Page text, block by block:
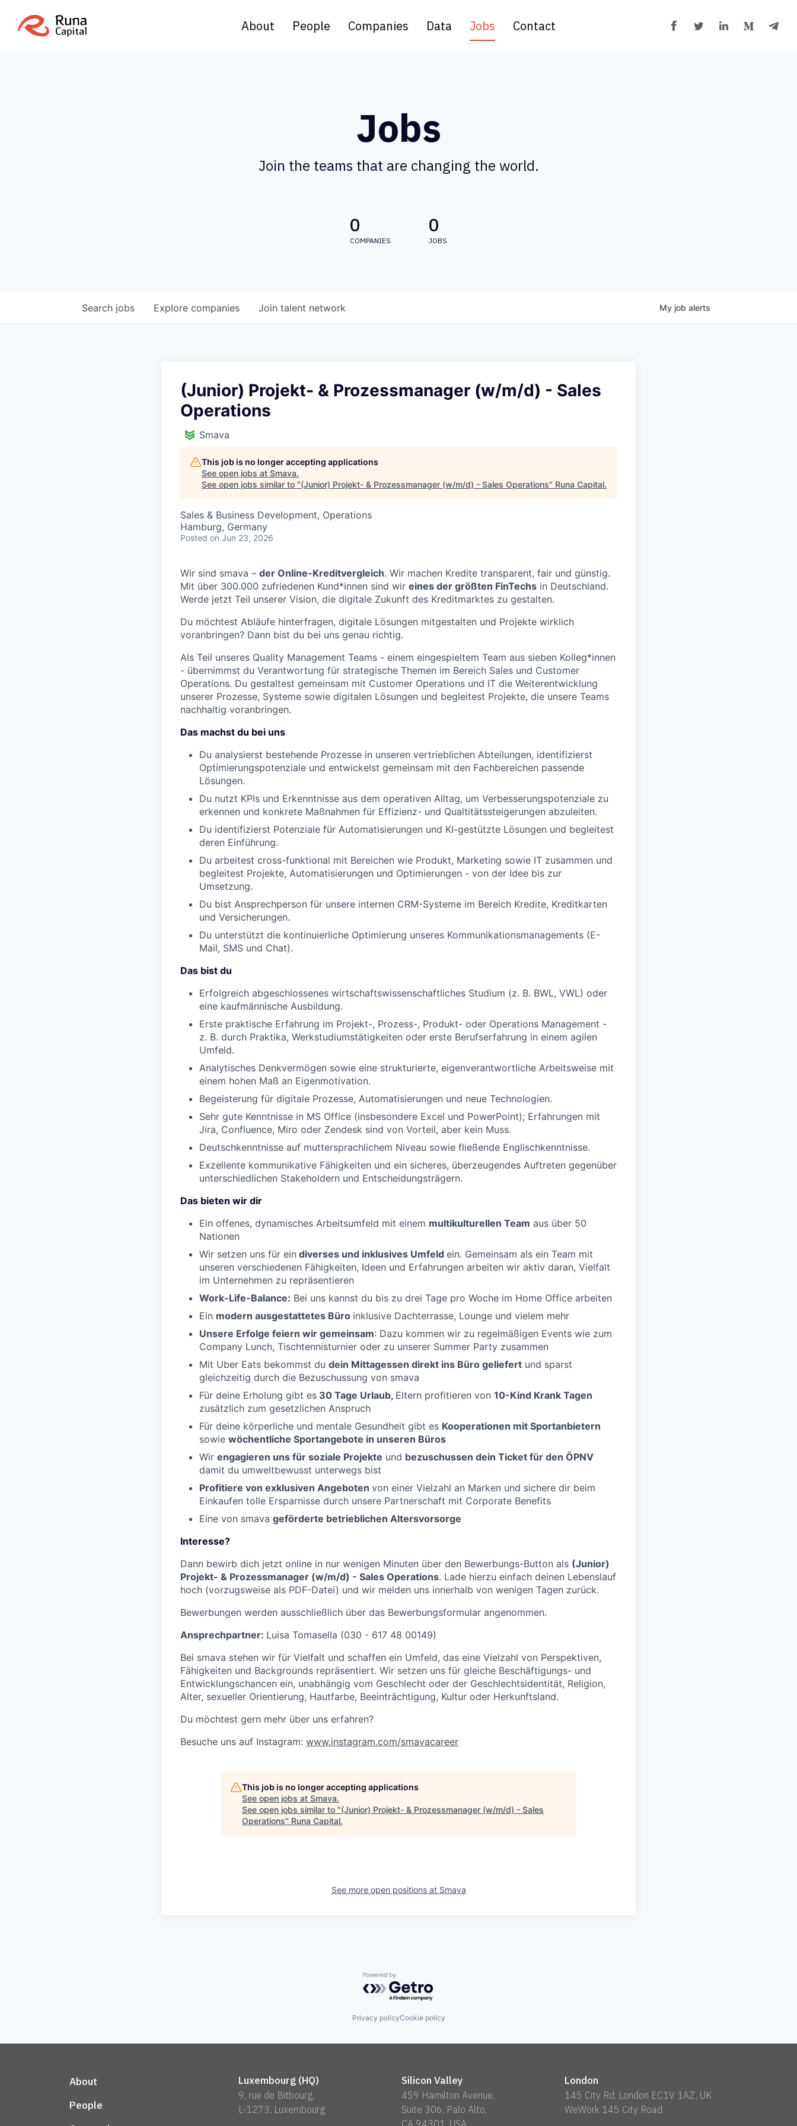
About People Companies Data Jobs Contact
Jobs
Join the teams that are changing the world.
0
COMPANIES
0
JOBS
Search jobs Explore companies Join talent network My job alerts
(Junior) Projekt- & Prozessmanager (w/m/d) - Sales
Operations
Smava
This job is no longer accepting applications
See open jobs at Smava.
See open jobs similar to "(Junior) Projekt- & Prozessmanager (w/m/d) - Sales Operations" Runa Capital.
Sales & Business Development, Operations
Hamburg, Germany
Posted on Jun 23, 2026
Wir sind smava – der Online-Kreditvergleich. Wir machen Kredite transparent, fair und günstig.
Mit über 300.000 zufriedenen Kund*innen sind wir eines der größten FinTechs in Deutschland.
Werde jetzt Teil unserer Vision, die digitale Zukunft des Kreditmarktes zu gestalten.
Du möchtest Abläufe hinterfragen, digitale Lösungen mitgestalten und Projekte wirklich
voranbringen? Dann bist du bei uns genau richtig.
Als Teil unseres Quality Management Teams - einem eingespieltem Team aus sieben Kolleg*innen
- übernimmst du Verantwortung für strategische Themen im Bereich Sales und Customer
Operations. Du gestaltest gemeinsam mit Customer Operations und IT die Weiterentwicklung
unserer Prozesse, Systeme sowie digitalen Lösungen und begleitest Projekte, die unsere Teams
nachhaltig voranbringen.
Das machst du bei uns
Du analysierst bestehende Prozesse in unseren vertrieblichen Abteilungen, identifizierst
Optimierungspotenziale und entwickelst gemeinsam mit den Fachbereichen passende
Lösungen.
Du nutzt KPIs und Erkenntnisse aus dem operativen Alltag, um Verbesserungspotenziale zu
erkennen und konkrete Maßnahmen für Effizienz- und Qualtitätssteigerungen abzuleiten.
Du identifizierst Potenziale für Automatisierungen und KI-gestützte Lösungen und begleitest
deren Einführung.
Du arbeitest cross-funktional mit Bereichen wie Produkt, Marketing sowie IT zusammen und
begleitest Projekte, Automatisierungen und Optimierungen - von der Idee bis zur
Umsetzung.
Du bist Ansprechperson für unsere internen CRM-Systeme im Bereich Kredite, Kreditkarten
und Versicherungen.
Du unterstützt die kontinuierliche Optimierung unseres Kommunikationsmanagements (E-
Mail, SMS und Chat).
Das bist du
Erfolgreich abgeschlossenes wirtschaftswissenschaftliches Studium (z. B. BWL, VWL) oder
eine kaufmännische Ausbildung.
Erste praktische Erfahrung im Projekt-, Prozess-, Produkt- oder Operations Management -
z. B. durch Praktika, Werkstudiumstätigkeiten oder erste Berufserfahrung in einem agilen
Umfeld.
Analytisches Denkvermögen sowie eine strukturierte, eigenverantwortliche Arbeitsweise mit
einem hohen Maß an Eigenmotivation.
Begeisterung für digitale Prozesse, Automatisierungen und neue Technologien.
Sehr gute Kenntnisse in MS Office (insbesondere Excel und PowerPoint); Erfahrungen mit
Jira, Confluence, Miro oder Zendesk sind von Vorteil, aber kein Muss.
Deutschkenntnisse auf muttersprachlichem Niveau sowie fließende Englischkenntnisse.
Exzellente kommunikative Fähigkeiten und ein sicheres, überzeugendes Auftreten gegenüber
unterschiedlichen Stakeholdern und Entscheidungsträgern.
Das bieten wir dir
Ein offenes, dynamisches Arbeitsumfeld mit einem multikulturellen Team aus über 50
Nationen
Wir setzen uns für ein diverses und inklusives Umfeld ein. Gemeinsam als ein Team mit
unseren verschiedenen Fähigkeiten, Ideen und Erfahrungen arbeiten wir aktiv daran, Vielfalt
im Unternehmen zu repräsentieren
Work-Life-Balance: Bei uns kannst du bis zu drei Tage pro Woche im Home Office arbeiten
Ein modern ausgestattetes Büro inklusive Dachterrasse, Lounge und vielem mehr
Unsere Erfolge feiern wir gemeinsam: Dazu kommen wir zu regelmäßigen Events wie zum
Company Lunch, Tischtennisturnier oder zu unserer Summer Party zusammen
Mit Uber Eats bekommst du dein Mittagessen direkt ins Büro geliefert und sparst
gleichzeitig durch die Bezuschussung von smava
Für deine Erholung gibt es 30 Tage Urlaub, Eltern profitieren von 10-Kind Krank Tagen
zusätzlich zum gesetzlichen Anspruch
Für deine körperliche und mentale Gesundheit gibt es Kooperationen mit Sportanbietern
sowie wöchentliche Sportangebote in unseren Büros
Wir engagieren uns für soziale Projekte und bezuschussen dein Ticket für den ÖPNV
damit du umweltbewusst unterwegs bist
Profitiere von exklusiven Angeboten von einer Vielzahl an Marken und sichere dir beim
Einkaufen tolle Ersparnisse durch unsere Partnerschaft mit Corporate Benefits
Eine von smava geförderte betrieblichen Altersvorsorge
Interesse?
Dann bewirb dich jetzt online in nur wenigen Minuten über den Bewerbungs-Button als (Junior)
Projekt- & Prozessmanager (w/m/d) - Sales Operations. Lade hierzu einfach deinen Lebenslauf
hoch (vorzugsweise als PDF-Datei) und wir melden uns innerhalb von wenigen Tagen zurück.
Bewerbungen werden ausschließlich über das Bewerbungsformular angenommen.
Ansprechpartner: Luisa Tomasella (030 - 617 48 00149)
Bei smava stehen wir für Vielfalt und schaffen ein Umfeld, das eine Vielzahl von Perspektiven,
Fähigkeiten und Backgrounds repräsentiert. Wir setzen uns für gleiche Beschäftigungs- und
Entwicklungschancen ein, unabhängig vom Geschlecht oder der Geschlechtsidentität, Religion,
Alter, sexueller Orientierung, Hautfarbe, Beeinträchtigung, Kultur oder Herkunftsland.
Du möchtest gern mehr über uns erfahren?
Besuche uns auf Instagram: www.instagram.com/smavacareer
This job is no longer accepting applications
See open jobs at Smava.
See open jobs similar to "(Junior) Projekt- & Prozessmanager (w/m/d) - Sales
Operations" Runa Capital.
See more open positions at Smava
Powered by Getro.com
Privacy policyCookie policy
About
People
Luxembourg (HQ)
9, rue de Bitbourg,
L-1273, Luxembourg
Silicon Valley
459 Hamilton Avenue,
Suite 306, Palo Alto,
CA 94301, USA
London
145 City Rd, London EC1V 1AZ, UK
WeWork 145 City Road